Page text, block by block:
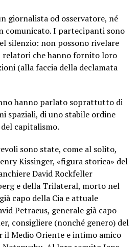
giornalista od osservatore, né
comunicato. I partecipanti sono
silenzio: non possono rivelare
relatori che hanno fornito loro
(alla faccia della declamata
hanno parlato soprattutto di
spaziali, di uno stabile ordine
capitalismo.
sono state, come al solito,
Kissinger, «figura storica» del
David Rockfeller
e della Trilateral, morto nel
capo della Cia e attuale
Petraeus, generale già capo
consigliere (nonché genero) del
il Medio Oriente e intimo amico